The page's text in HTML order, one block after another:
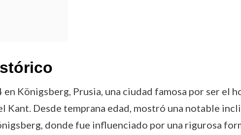
Königsberg, Prusia, una ciudad famosa por ser el
Desde temprana edad, mostró una notable
donde fue influenciado por una rigurosa